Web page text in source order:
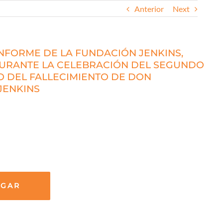
Anterior Next
DE LA FUNDACIÓN JENKINS,
LA CELEBRACIÓN DEL SEGUNDO
DEL FALLECIMIENTO DE DON